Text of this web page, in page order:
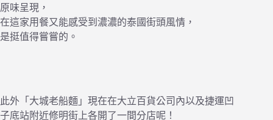
原味呈現，
在這家用餐又能感受到濃濃的泰國街頭風情，
是挺值得嘗嘗的。
此外「大城老船麵」現在在大立百貨公司內以及捷運凹
子底站附近修明街上各開了一間分店呢！